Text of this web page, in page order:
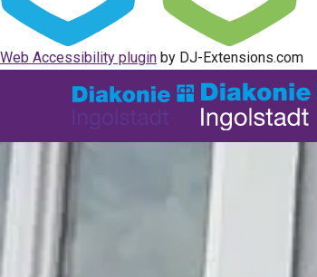
Web Accessibility plugin by DJ-Extensions.com